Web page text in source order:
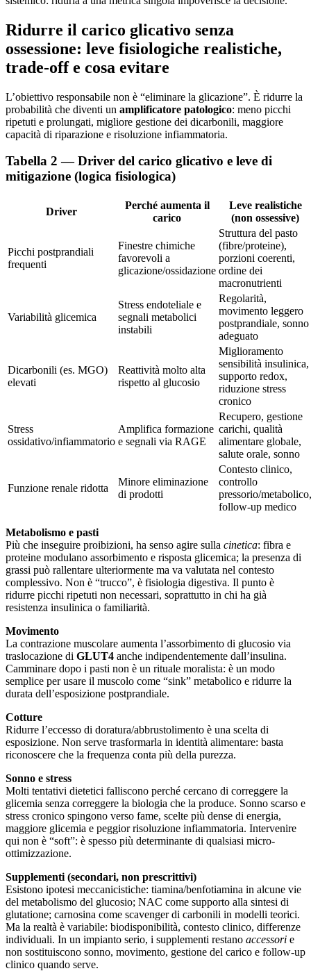
Ridurre il carico glicativo senza
ossessione: leve fisiologiche realistiche,
trade-off e cosa evitare
L’obiettivo responsabile non è “eliminare la glicazione”. È ridurre la
probabilità che diventi un amplificatore patologico: meno picchi
ripetuti e prolungati, migliore gestione dei dicarbonili, maggiore
capacità di riparazione e risoluzione infiammatoria.
Tabella 2 — Driver del carico glicativo e leve di
mitigazione (logica fisiologica)
Driver
Perché aumenta il
carico
Leve realistiche
(non ossessive)
Picchi postprandiali
frequenti
Finestre chimiche
favorevoli a
glicazione/ossidazione
Struttura del pasto
(fibre/proteine),
porzioni coerenti,
ordine dei
macronutrienti
Variabilità glicemica
Stress endoteliale e
segnali metabolici
instabili
Regolarità,
movimento leggero
postprandiale, sonno
adeguato
Dicarbonili (es. MGO)
elevati
Reattività molto alta
rispetto al glucosio
Miglioramento
sensibilità insulinica,
supporto redox,
riduzione stress
cronico
Stress
ossidativo/infiammatorio
Amplifica formazione
e segnali via RAGE
Recupero, gestione
carichi, qualità
alimentare globale,
salute orale, sonno
Funzione renale ridotta
Minore eliminazione
di prodotti
Contesto clinico,
controllo
pressorio/metabolico,
follow-up medico
Metabolismo e pasti
Più che inseguire proibizioni, ha senso agire sulla cinetica: fibra e
proteine modulano assorbimento e risposta glicemica; la presenza di
grassi può rallentare ulteriormente ma va valutata nel contesto
complessivo. Non è “trucco”, è fisiologia digestiva. Il punto è
ridurre picchi ripetuti non necessari, soprattutto in chi ha già
resistenza insulinica o familiarità.
Movimento
La contrazione muscolare aumenta l’assorbimento di glucosio via
traslocazione di GLUT4 anche indipendentemente dall’insulina.
Camminare dopo i pasti non è un rituale moralista: è un modo
semplice per usare il muscolo come “sink” metabolico e ridurre la
durata dell’esposizione postprandiale.
Cotture
Ridurre l’eccesso di doratura/abbrustolimento è una scelta di
esposizione. Non serve trasformarla in identità alimentare: basta
riconoscere che la frequenza conta più della purezza.
Sonno e stress
Molti tentativi dietetici falliscono perché cercano di correggere la
glicemia senza correggere la biologia che la produce. Sonno scarso e
stress cronico spingono verso fame, scelte più dense di energia,
maggiore glicemia e peggior risoluzione infiammatoria. Intervenire
qui non è “soft”: è spesso più determinante di qualsiasi micro-
ottimizzazione.
Supplementi (secondari, non prescrittivi)
Esistono ipotesi meccanicistiche: tiamina/benfotiamina in alcune vie
del metabolismo del glucosio; NAC come supporto alla sintesi di
glutatione; carnosina come scavenger di carbonili in modelli teorici.
Ma la realtà è variabile: biodisponibilità, contesto clinico, differenze
individuali. In un impianto serio, i supplementi restano accessori e
non sostituiscono sonno, movimento, gestione del carico e follow-up
clinico quando serve.